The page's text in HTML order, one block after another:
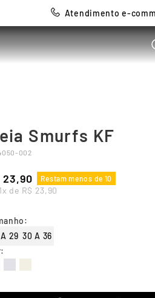
Atendimento e-
Smurfs KF
002
23,90 Restam menos de 10
1x de R$ 23,90
:
:
29 30 A 36